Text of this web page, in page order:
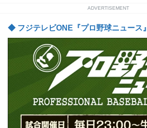
ADVERTISEMENT
◆ フジテレビONE『プロ野球ニュース』